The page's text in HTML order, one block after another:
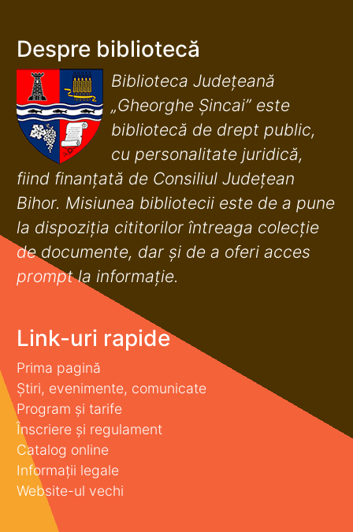
Despre bibliotecă
Biblioteca Județeană
„Gheorghe Șincai” este
bibliotecă de drept public,
cu personalitate juridică,
fiind finanţată de Consiliul Judeţean
Bihor. Misiunea bibliotecii este de a pune
la dispoziţia cititorilor întreaga colecţie
de documente, dar şi de a oferi acces
prompt la informaţie.
Link-uri rapide
Prima pagină
Știri, evenimente, comunicate
Program și tarife
Înscriere și regulament
Catalog online
Informații legale
Website-ul vechi